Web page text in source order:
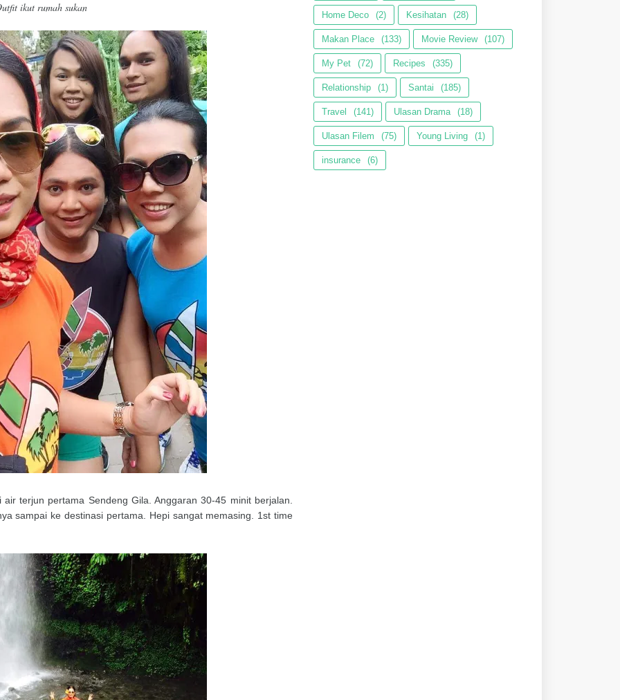
ikut rumah sukan
terjun pertama Sendeng Gila. Anggaran 30-45 minit berjalan.
sampai ke destinasi pertama. Hepi sangat memasing. 1st time
Home Deco (2) Kesihatan (28)
Makan Place (133) Movie Review (107)
My Pet (72) Recipes (335)
Relationship (1) Santai (185)
Travel (141) Ulasan Drama (18)
Ulasan Filem (75) Young Living (1)
insurance (6)